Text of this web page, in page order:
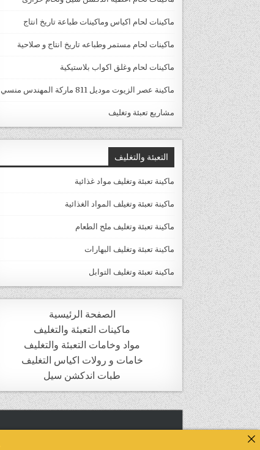
ماكينات لحام اكياس وماكينات طباعة تاريخ انتاج
ماكينات لحام مستمر وطباعه تاريخ انتاج و صلاحية
ماكينات لحام وغلق اكواب بلاستيكية
ماكينة عصر الزيوت موديل 811 ماركة المهندس منسي
مشاريع تعبئة وتغليف
التعبئة والتغليف
ماكينة تعبئة وتغليف مواد غذائية
ماكينة تعبئة وتغيلف المواد الغذائية
ماكينة تعبئة وتغليف ملح الطعام
ماكينة تعبئة وتغليف البهارات
ماكينة تعبئة وتغليف التوابل
الصفحة الرئيسية
ماكينات التعبئة والتغليف
مواد وخامات التعبئة والتغليف
خامات و رولات اكياس التغليف
طبات اندكشن سيل